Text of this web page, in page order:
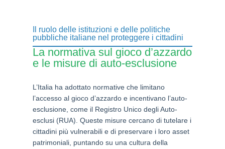
Il ruolo delle istituzioni e delle politiche
pubbliche italiane nel proteggere i cittadini
La normativa sul gioco d’azzardo
e le misure di auto-esclusione
L’Italia ha adottato normative che limitano
l’accesso al gioco d’azzardo e incentivano l’auto-
esclusione, come il Registro Unico degli Auto-
esclusi (RUA). Queste misure cercano di tutelare i
cittadini più vulnerabili e di preservare i loro asset
patrimoniali, puntando su una cultura della